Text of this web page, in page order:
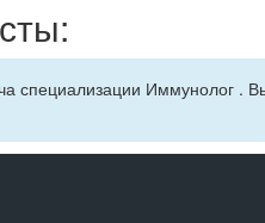
специализации Иммунолог .